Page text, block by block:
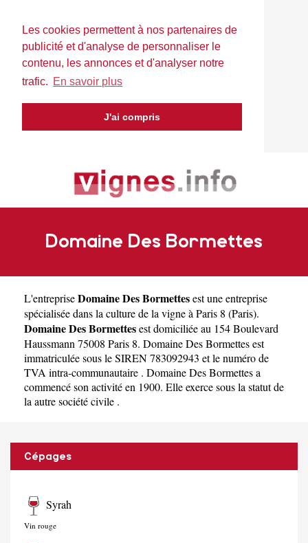
Les cookies permettent à nos partenaires de
publicité et d'analyse de personnaliser le
contenu, les annonces et d'analyser notre
trafic. En savoir plus
J'ai compris
Domaine Des Bormettes
L'entrepriseDomaine Des Bormettesest uneentreprise
spécialisée dans la culture de la vigne à Paris 8 (Paris).
Domaine Des Bormettesest domiciliée au 154 Boulevard
Haussmann 75008 Paris 8. Domaine Des Bormettes est
immatriculée sous le SIREN 783092943 et le numéro de
TVA intra-communautaire . Domaine Des Bormettes a
commencé son activité en 1900. Elle exerce sous la statut de
la autre société civile .
Cépages
Syrah
Vin rouge